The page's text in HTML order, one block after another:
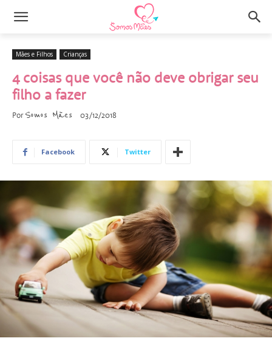
Mães e Filhos Crianças
4 coisas que você não deve obrigar seu
filho a fazer
Por Somos Mães 03/12/2018
Facebook Twitter